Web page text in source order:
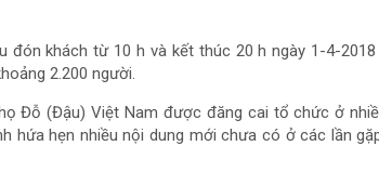
khách từ 10 h và kết thúc 20 h ngày 1-4-2018
2.200 người.
Đỗ (Đậu) Việt Nam được đăng cai tổ chức ở
hứa hẹn nhiều nội dung mới chưa có ở các lần